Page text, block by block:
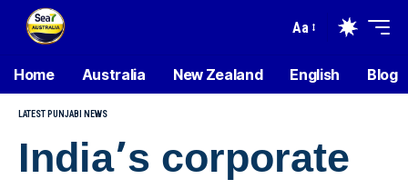
Aa
Home Australia New Zealand English Blog
LATEST PUNJABI NEWS
India’s corporate